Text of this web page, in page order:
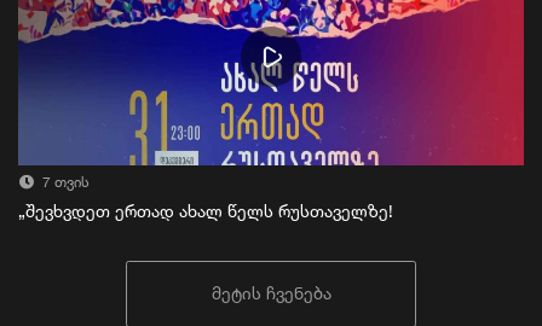
7 თვის
„შევხვდეთ ერთად ახალ წელს რუსთაველზე!
მეტის ჩვენება